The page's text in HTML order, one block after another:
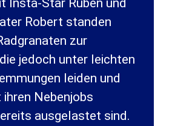
Insta-Star Ruben und
Robert standen
zur
jedoch unter leichten
leiden und
ihren Nebenjobs
ausgelastet sind.